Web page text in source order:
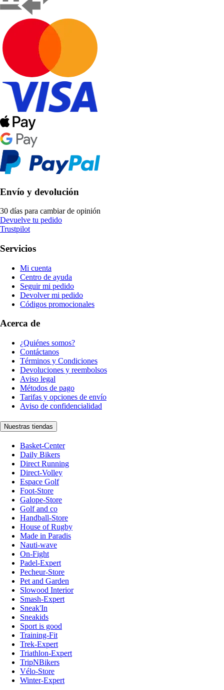
Envío y devolución
30 días para cambiar de opinión
Devuelve tu pedido
Trustpilot
Servicios
Mi cuenta
Centro de ayuda
Seguir mi pedido
Devolver mi pedido
Códigos promocionales
Acerca de
¿Quiénes somos?
Contáctanos
Términos y Condiciones
Devoluciones y reembolsos
Aviso legal
Métodos de pago
Tarifas y opciones de envío
Aviso de confidencialidad
Nuestras tiendas
Basket-Center
Daily Bikers
Direct Running
Direct-Volley
Espace Golf
Foot-Store
Galope-Store
Golf and co
Handball-Store
House of Rugby
Made in Paradis
Nauti-wave
On-Fight
Padel-Expert
Pecheur-Store
Pet and Garden
Slowood Interior
Smash-Expert
Sneak'In
Sneakids
Sport is good
Training-Fit
Trek-Expert
Triathlon-Expert
TripNBikers
Vélo-Store
Winter-Expert